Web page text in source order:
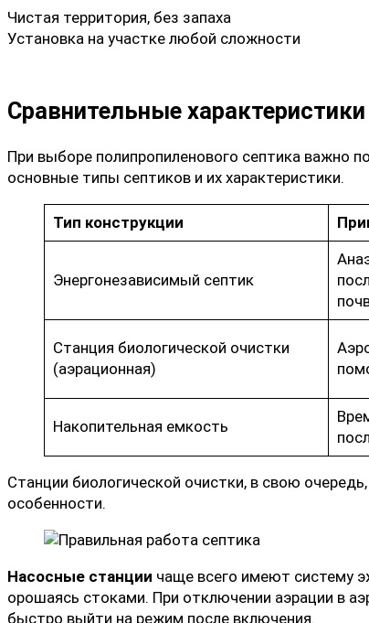
Чистая территория, без запаха
Установка на участке любой сложности
Сравнительные
При выборе полипропиленового септика важно
основные типы септиков и их характеристики.
Тип конструкции
Энергонезависимый септик
Станция биологической очистки
(аэрационная)
Накопительная емкость
Станции биологической очистки, в свою
особенности.
Насосные станции чаще всего имеют систему
орошаясь стоками. При отключении аэрации в
быстро выйти на режим после включения.